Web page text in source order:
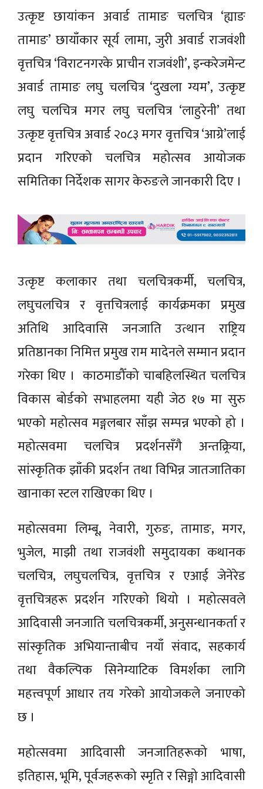
उत्कृष्ट छायांकन अवार्ड तामाङ चलचित्र ‘ह्याङ
तामाङ’ छायाँकार सूर्य लामा, जुरी अवार्ड राजवंशी
वृत्तचित्र ‘विराटनगरके प्राचीन राजवंशी’, इन्करेजमेन्ट
अवार्ड तामाङ लघु चलचित्र ‘दुखला ग्यम’, उत्कृष्ट
लघु चलचित्र मगर लघु चलचित्र ‘लाहुरेनी’ तथा
उत्कृष्ट वृत्तचित्र अवार्ड २०८३ मगर वृत्तचित्र ‘आग्रे’लाई
प्रदान गरिएको चलचित्र महोत्सव आयोजक
समितिका निर्देशक सागर केरुङले जानकारी दिए ।
उत्कृष्ट कलाकार तथा चलचित्रकर्मी, चलचित्र,
लघुचलचित्र र वृत्तचित्रलाई कार्यक्रमका प्रमुख
अतिथि आदिवासि जनजाति उत्थान राष्ट्रिय
प्रतिष्ठानका निमित्त प्रमुख राम मादेनले सम्मान प्रदान
गरेका थिए । काठमाडौँको चाबहिलस्थित चलचित्र
विकास बोर्डको सभाहलमा यही जेठ १७ मा सुरु
भएको महोत्सव मङ्गलबार साँझ सम्पन्न भएको हो ।
महोत्सवमा चलचित्र प्रदर्शनसँगै अन्तक्र्रिया,
सांस्कृतिक झाँकी प्रदर्शन तथा विभिन्न जातजातिका
खानाका स्टल राखिएका थिए ।
महोत्सवमा लिम्बू, नेवारी, गुरुङ, तामाङ, मगर,
भुजेल, माझी तथा राजवंशी समुदायका कथानक
चलचित्र, लघुचलचित्र, वृत्तचित्र र एआई जेनेरेड
वृत्तचित्रहरू प्रदर्शन गरिएको थियो । महोत्सवले
आदिवासी जनजाति चलचित्रकर्मी, अनुसन्धानकर्ता र
सांस्कृतिक अभियान्ताबीच नयाँ संवाद, सहकार्य
तथा वैकल्पिक सिनेम्याटिक विमर्शका लागि
महत्त्वपूर्ण आधार तय गरेको आयोजकले जनाएको
छ ।
महोत्सवमा आदिवासी जनजातिहरूको भाषा,
इतिहास, भूमि, पूर्वजहरूको स्मृति र सिङ्गो आदिवासी